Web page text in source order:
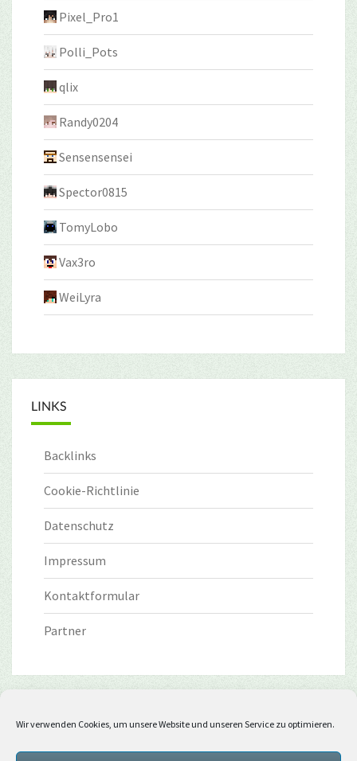
Wir verwenden Cookies, um unsere Website und unseren Service zu optimieren.
Pixel_Pro1
Polli_Pots
qlix
Randy0204
Sensensensei
Spector0815
TomyLobo
Vax3ro
WeiLyra
LINKS
Backlinks
Cookie-Richtlinie
Datenschutz
Impressum
Kontaktformular
Partner